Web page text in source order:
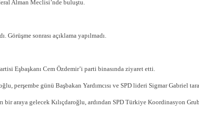
Alman Meclisi’nde buluştu.
Görüşme sonrası açıklama yapılmadı.
Eşbaşkanı Cem Özdemir’i parti binasında ziyaret etti.
günü Başbakan Yardımcısı ve SPD lideri Sigmar Gabriel
araya gelecek Kılıçdaroğlu, ardından SPD Türkiye Koordinasyon